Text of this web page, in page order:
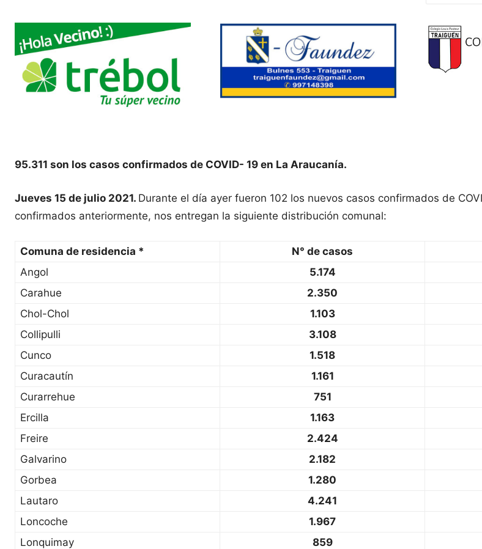
95.311 son los casos confirmados de COVID- 19 en La Araucanía.
Jueves 15 de julio 2021. Durante el día ayer fueron 102 los nuevos casos confirmados de
confirmados anteriormente, nos entregan la siguiente distribución comunal:
Comuna de residencia * N° de casos
Angol
5.174
Carahue
2.350
Chol-Chol
1.103
Collipulli
3.108
Cunco
1.518
Curacautín
1.161
Curarrehue
751
Ercilla
1.163
Freire
2.424
Galvarino
2.182
Gorbea
1.280
Lautaro
4.241
Loncoche
1.967
Lonquimay
859